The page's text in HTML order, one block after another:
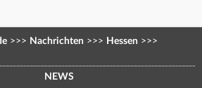
>>> Nachrichten >>> Hessen >>>
NEWS